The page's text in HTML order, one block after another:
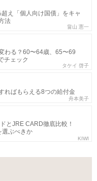
超え「個人向け国債」をキャ
法
畠山 憲一
わる？60〜64歳、65〜69
チェック
タケイ 啓子
ればもらえる8つの給付金
舟本美子
とJRE CARD徹底比較！
選ぶべきか
KIWI